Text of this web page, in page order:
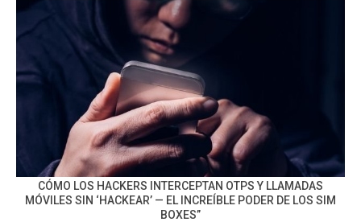
CÓMO LOS HACKERS INTERCEPTAN OTPS Y LLAMADAS
MÓVILES SIN ‘HACKEAR’ — EL INCREÍBLE PODER DE LOS SIM
BOXES”